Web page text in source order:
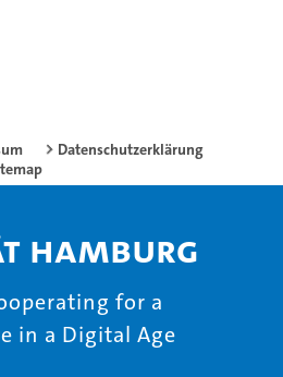
Datenschutzerklärung
Hamburg
for a
in a Digital Age